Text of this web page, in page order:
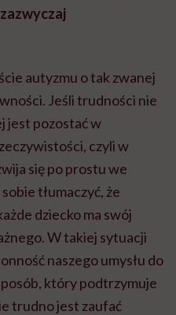
autyzmu o tak zwanej
Jeśli trudności nie
jest pozostać w
czyli w
się po prostu we
tłumaczyć, że
dziecko ma swój
W takiej sytuacji
naszego umysłu do
który podtrzymuje
trudno jest zaufać